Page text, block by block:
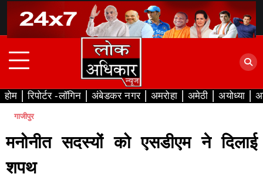
content
होम रिपोर्टर -लॉगिन अंबेडकर नगर अमरोहा अमेठी अयोध्या
गाजीपुर
मनोनीत सदस्यों को एसडीएम ने दिलाई
शपथ